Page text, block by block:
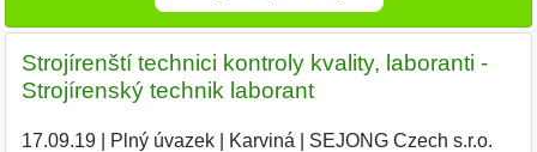
Strojírenští technici kontroly kvality, laboranti -
Strojírenský technik laborant
17.09.19| Plný úvazek| Karviná SEJONG Czech s.r.o.